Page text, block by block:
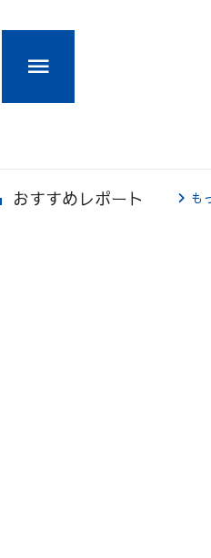
おすすめレポート も